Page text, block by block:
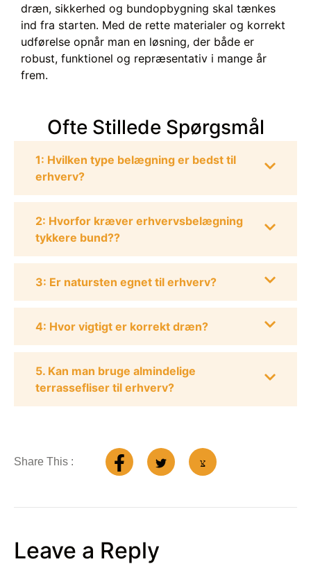
dræn, sikkerhed og bundopbygning skal tænkes
ind fra starten. Med de rette materialer og korrekt
udførelse opnår man en løsning, der både er
robust, funktionel og repræsentativ i mange år
frem.
Ofte Stillede Spørgsmål
1: Hvilken type belægning er bedst til
erhverv?
2: Hvorfor kræver erhvervsbelægning
tykkere bund??
3: Er natursten egnet til erhverv?
4: Hvor vigtigt er korrekt dræn?
5. Kan man bruge almindelige
terrassefliser til erhverv?
Share This :
Leave a Reply